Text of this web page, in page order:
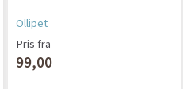
Ollipet
Pris fra
99,00